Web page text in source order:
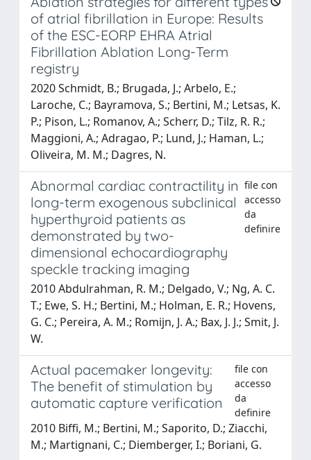
of atrial fibrillation in Europe: Results
of the ESC-EORP EHRA Atrial
Fibrillation Ablation Long-Term
registry
2020 Schmidt, B.; Brugada, J.; Arbelo, E.;
Laroche, C.; Bayramova, S.; Bertini, M.; Letsas, K.
P.; Pison, L.; Romanov, A.; Scherr, D.; Tilz, R. R.;
Maggioni, A.; Adragao, P.; Lund, J.; Haman, L.;
Oliveira, M. M.; Dagres, N.
Abnormal cardiac contractility in
long-term exogenous subclinical
hyperthyroid patients as
demonstrated by two-
dimensional echocardiography
speckle tracking imaging
file con
accesso
da
definire
2010 Abdulrahman, R. M.; Delgado, V.; Ng, A. C.
T.; Ewe, S. H.; Bertini, M.; Holman, E. R.; Hovens,
G. C.; Pereira, A. M.; Romijn, J. A.; Bax, J. J.; Smit, J.
W.
Actual pacemaker longevity:
The benefit of stimulation by
automatic capture verification
file con
accesso
da
definire
2010 Biffi, M.; Bertini, M.; Saporito, D.; Ziacchi,
M.; Martignani, C.; Diemberger, I.; Boriani, G.